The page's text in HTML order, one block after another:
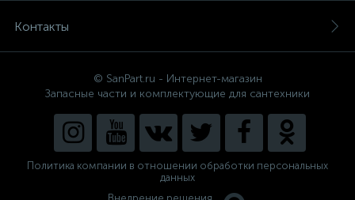
Контакты
© SanPart.ru - Интернет-магазин
Запасные части и комплектующие для сантехники
Политика компании в отношении обработки персональных
данных